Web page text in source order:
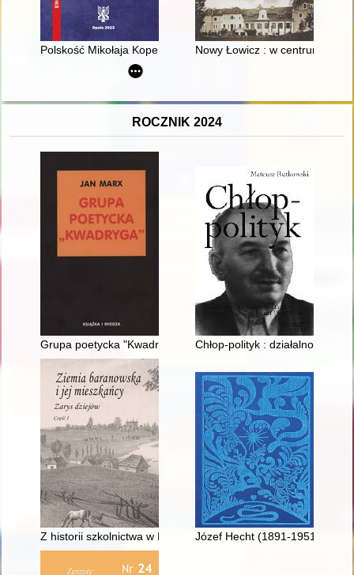
Polskość Mikołaja Kopernika z rodu ŚlązakaNowy Łowicz : w centrum
ROCZNIK 2024
Grupa poetycka "Kwadryga" Chłop-polityk : działalność
Z historii szkolnictwa w Baranowie Sandomierskim do 1939 r
Józef Hecht (1891-1951) :